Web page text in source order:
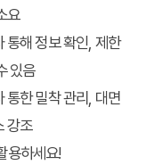
요
통해 정보 확인, 제한
있음
통한 밀착 관리, 대면
강조
용하세요!